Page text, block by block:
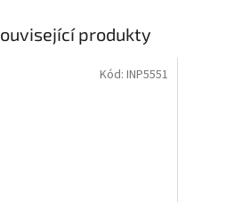
produkty
Kód: INP5551